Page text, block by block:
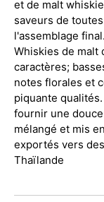
et de malt
saveurs de
l'assemblage final.
Whiskies de malt
caractères;
notes florales et
piquante
fournir une
mélangé et mis
exportés vers
Thaïlande